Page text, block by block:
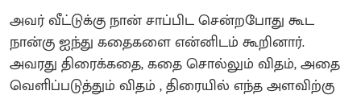
அவர் வீட்டுக்கு நான் சாப்பிட சென்றபோது கூட
நான்கு ஐந்து கதைகளை என்னிடம் கூறினார்.
அவரது திரைக்கதை, கதை சொல்லும் விதம், அதை
வெளிப்படுத்தும் விதம் , திரையில் எந்த அளவிற்கு